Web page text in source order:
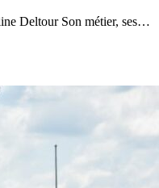
Deltour Son métier, ses…